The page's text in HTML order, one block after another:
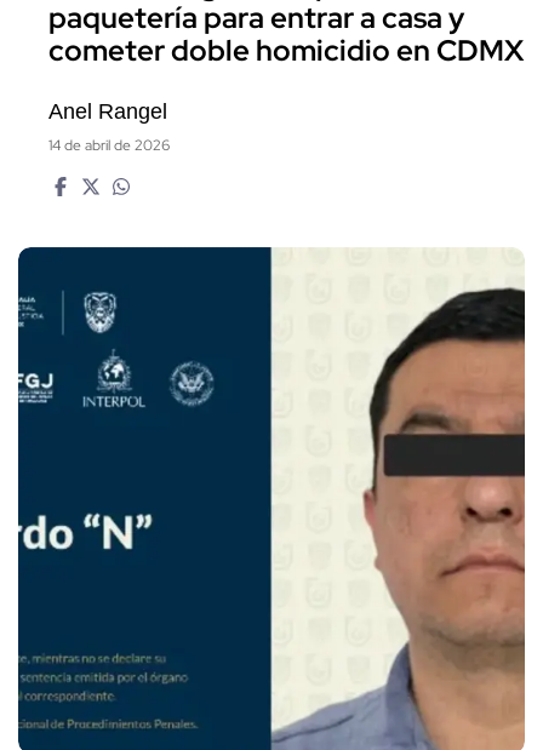
paquetería para entrar a casa y
cometer doble homicidio en CDMX
Anel Rangel
14 de abril de 2026